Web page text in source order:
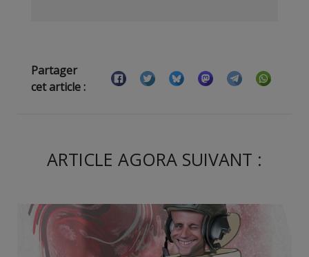
Partager
cet article :
ARTICLE AGORA SUIVANT :